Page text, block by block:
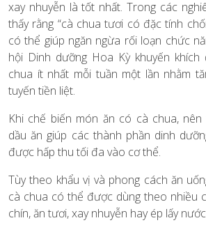
xay nhuyễn là tốt nhất. Trong các
thấy rằng “cà chua tươi có đặc tính
có thể giúp ngăn ngừa rối loạn chức
hội Dinh dưỡng Hoa Kỳ khuyến
chua ít nhất mỗi tuần một lần nhằm
tuyến tiền liệt.
Khi chế biến món ăn có cà chua,
dầu ăn giúp các thành phần dinh
được hấp thu tối đa vào cơ thể.
Tùy theo khẩu vị và phong cách ăn
cà chua có thể được dùng theo nhiều
chín, ăn tươi, xay nhuyễn hay ép lấy